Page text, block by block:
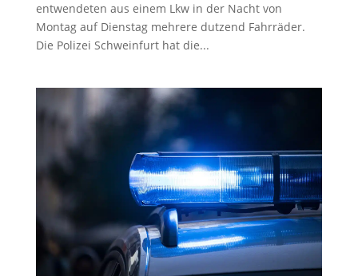
entwendeten aus einem Lkw in der Nacht von
Montag auf Dienstag mehrere dutzend Fahrräder.
Die Polizei Schweinfurt hat die...